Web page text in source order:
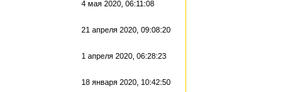
4 мая 2020, 06:11:08
21 апреля 2020, 09:08:20
1 апреля 2020, 06:28:23
18 января 2020, 10:42:50